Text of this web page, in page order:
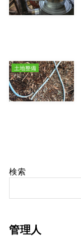
土地整備
検索
管理人